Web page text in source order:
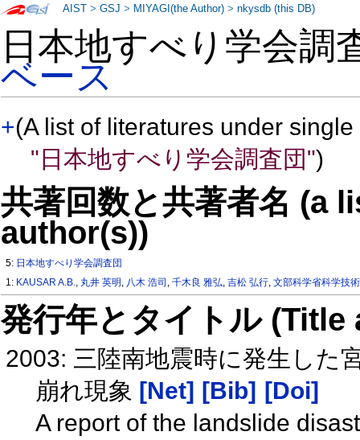
日本地すべり学会調
ベース
+(A list of literatures under
"日本地すべり学会調査団")
共著回数と共著者名 (a
author(s))
5: 日本地すべり学会調査団
1: KAUSAR A.B., 丸井 英明 , 八木 浩司 ,千木良 雅弘,吉松 弘行,文部科学省科学技
発行年とタイトル
2003: 三陸南地震時に発生した
崩れ現象 [Net] [Bib] [Doi]
A report of the landslide
AIST >GSJ > MIYAGI(the Author) >nkysdb (this DB)